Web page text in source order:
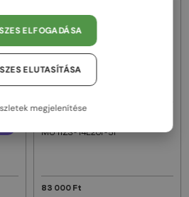
MU 11ZS - 14L20I - 51
83 000 Ft
ELFOGADÁSA
ELUTASÍTÁSA
megjelenítése